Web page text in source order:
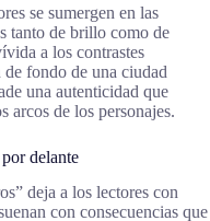
se sumergen en las
tanto de brillo como de
a los contrastes
fondo de una ciudad
una autenticidad que
arcos de los personajes.
delante
deja a los lectores con
con consecuencias que